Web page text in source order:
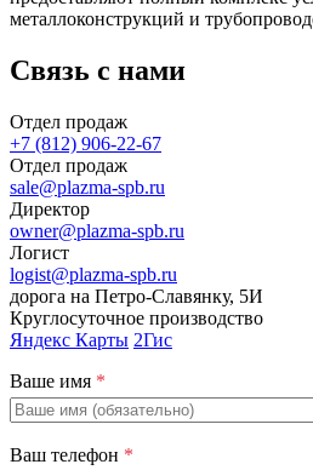
металлоконструкций и
Связь с нами
Отдел продаж
+7 (812) 906-22-67
Отдел продаж
sale@plazma-spb.ru
Директор
owner@plazma-spb.ru
Логист
logist@plazma-spb.ru
дорога на Петро-Славянку, 5И
Круглосуточное производство
Яндекс Карты 2Гис
Ваше имя *
Ваш телефон *